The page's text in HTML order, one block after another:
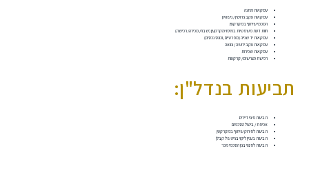
עסקאות מתנה
עסקאות עקב גירושין / נישואין
הסכמי שיתוף במקרקעין
חוות דעת משפטיות במיסוי מקרקעין (שבח/ מכירה/ רכישה)
עסקאות יד שנייה (מפרטיים, וכונס נכסים)
עסקאות עקב ירושה / צוואה
עסקאות שכירות
רכישת מגרשים / קרקעות
תביעות בנדל"ן:
תביעות פינוי דיירים
אכיפת / ביטול הסכמים
תביעות לפירוק שיתוף במקרקעין
תביעות בעניין ליקוי בנייה של קבלן
תביעות לפיצוי בגין הסכמי מכר